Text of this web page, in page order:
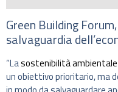
Green Building
salvaguardia
“Lasostenibilità ambientale
un obiettivo prioritario, ma